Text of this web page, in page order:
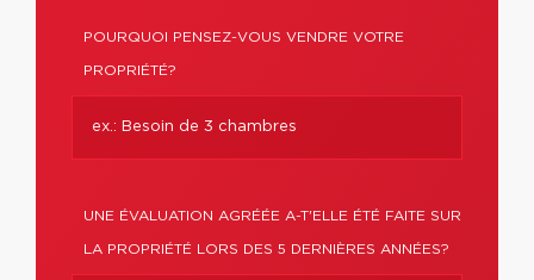
POURQUOI PENSEZ-VOUS VENDRE VOTRE
PROPRIÉTÉ?
UNE ÉVALUATION AGRÉÉE A-T'ELLE ÉTÉ FAITE SUR
LA PROPRIÉTÉ LORS DES 5 DERNIÈRES ANNÉES?